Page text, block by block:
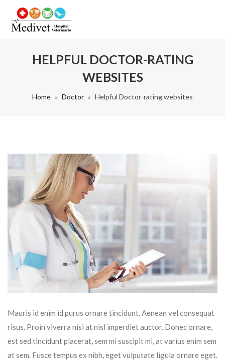
HELPFUL DOCTOR-RATING
WEBSITES
Home Doctor Helpful Doctor-rating websites
Mauris id enim id purus ornare tincidunt. Aenean vel consequat
risus. Proin viverra nisi at nisl imperdiet auctor. Donec ornare,
est sed tincidunt placerat, sem mi suscipit mi, at varius enim sem
at sem. Fusce tempus ex nibh, eget vulputate ligula ornare eget.